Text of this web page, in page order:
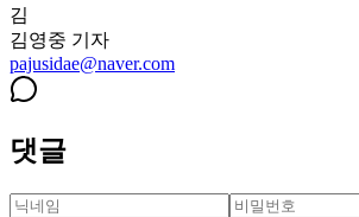
김
김영중 기자
pajusidae@naver.com
댓글